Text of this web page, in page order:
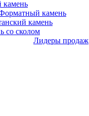
камень
камень
камень
со сколом
Лидеры продаж